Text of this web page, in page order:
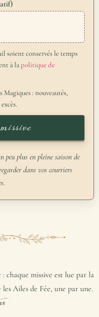
soient conservés le temps
à lapolitique de
Magiques : nouveautés,
peu plus en pleine saison de
dans vos courriers
chaque missive est lue par la
Ailes de Fée, une par une.